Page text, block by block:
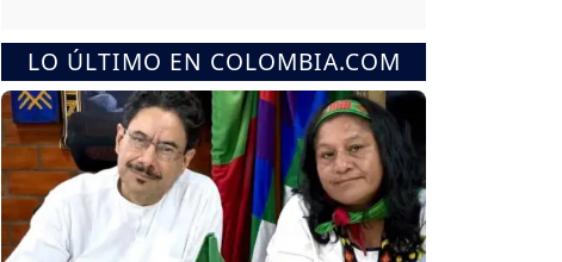
LO ÚLTIMO EN COLOMBIA.COM